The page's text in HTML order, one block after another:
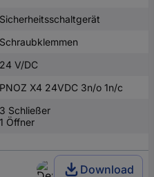
Sicherheitsschaltgerät
Schraubklemmen
24 V/DC
PNOZ X4 24VDC 3n/o 1n/c
3 Schließer
1 Öffner
Download